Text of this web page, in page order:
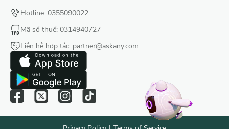
Hotline: 0355090022
Mã số thuế: 0314940727
Liên hệ hợp tác: partner@askany.com